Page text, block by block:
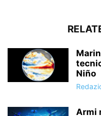
Niño
Armi